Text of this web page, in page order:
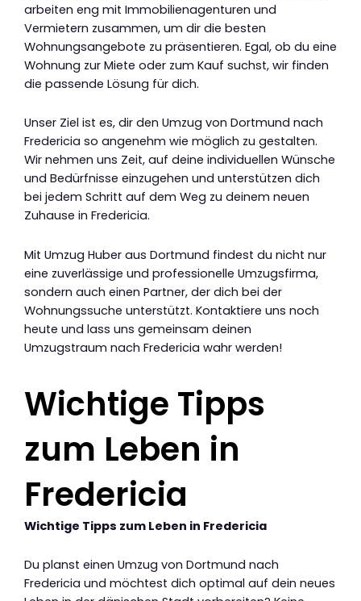
arbeiten eng mit Immobilienagenturen und
Vermietern zusammen, um dir die besten
Wohnungsangebote zu präsentieren. Egal, ob du eine
Wohnung zur Miete oder zum Kauf suchst, wir finden
die passende Lösung für dich.
Unser Ziel ist es, dir den Umzug von Dortmund nach
Fredericia so angenehm wie möglich zu gestalten.
Wir nehmen uns Zeit, auf deine individuellen Wünsche
und Bedürfnisse einzugehen und unterstützen dich
bei jedem Schritt auf dem Weg zu deinem neuen
Zuhause in Fredericia.
Mit Umzug Huber aus Dortmund findest du nicht nur
eine zuverlässige und professionelle Umzugsfirma,
sondern auch einen Partner, der dich bei der
Wohnungssuche unterstützt. Kontaktiere uns noch
heute und lass uns gemeinsam deinen
Umzugstraum nach Fredericia wahr werden!
Wichtige Tipps
zum Leben in
Fredericia
Wichtige Tipps zum Leben in Fredericia
Du planst einen Umzug von Dortmund nach
Fredericia und möchtest dich optimal auf dein neues